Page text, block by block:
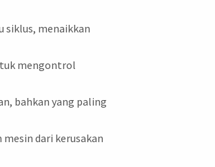
siklus, menaikkan
mengontrol
bahkan yang paling
dari kerusakan